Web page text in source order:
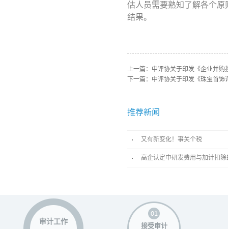
估人员需要熟知了解各个
结果。
上一篇： 中评协关于印发《企业并购
下一篇： 中评协关于印发《珠宝首饰
推荐新闻
又有新变化！事关个税
高企认定中研发费用与加计扣
审计工作
接受审计